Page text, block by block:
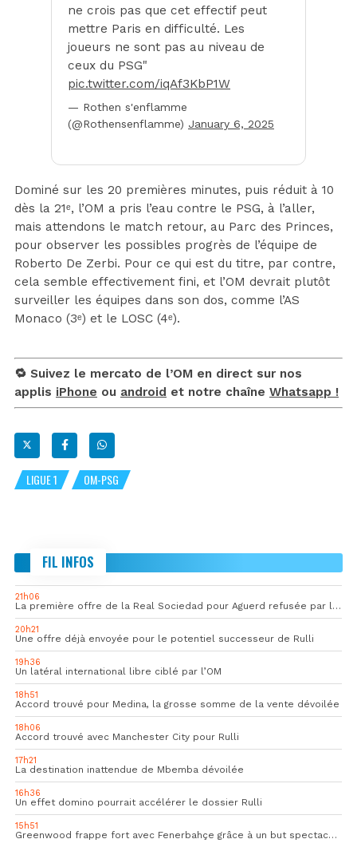
ne crois pas que cet effectif peut
mettre Paris en difficulté. Les
joueurs ne sont pas au niveau de
ceux du PSG"
pic.twitter.com/iqAf3KbP1W
— Rothen s'enflamme
(@Rothensenflamme) January 6, 2025
Dominé sur les 20 premières minutes, puis réduit à 10
dès la 21ᵉ, l’OM a pris l’eau contre le PSG, à l’aller,
mais attendons le match retour, au Parc des Princes,
pour observer les possibles progrès de l’équipe de
Roberto De Zerbi. Pour ce qui est du titre, par contre,
cela semble effectivement fini, et l’OM devrait plutôt
surveiller les équipes dans son dos, comme l’AS
Monaco (3ᵉ) et le LOSC (4ᵉ).
🔁 Suivez le mercato de l’OM en direct sur nos
applis iPhone ou android et notre chaîne Whatsapp !
LIGUE 1 OM-PSG
FIL INFOS
21h06
La première offre de la Real Sociedad pour Aguerd refusée par l’OM
20h21
Une offre déjà envoyée pour le potentiel successeur de Rulli
19h36
Un latéral international libre ciblé par l’OM
18h51
Accord trouvé pour Medina, la grosse somme de la vente dévoilée
18h06
Accord trouvé avec Manchester City pour Rulli
17h21
La destination inattendue de Mbemba dévoilée
16h36
Un effet domino pourrait accélérer le dossier Rulli
15h51
Greenwood frappe fort avec Fenerbahçe grâce à un but spectaculaire